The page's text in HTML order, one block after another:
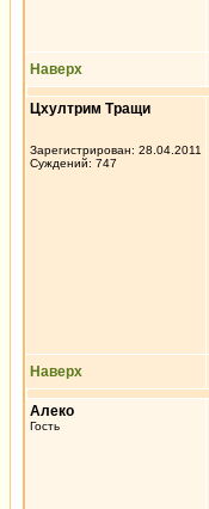
Наверх
Цхултрим Тращи
Зарегистрирован: 28.04.2011
Суждений: 747
Наверх
Алеко
Гость